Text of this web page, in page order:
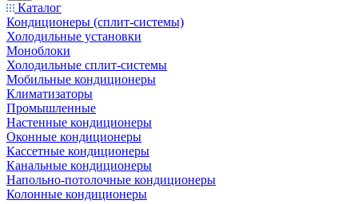
Каталог
Кондиционеры (сплит-системы)
Холодильные установки
Моноблоки
Холодильные сплит-системы
Мобильные кондиционеры
Климатизаторы
Промышленные
Настенные кондиционеры
Оконные кондиционеры
Кассетные кондиционеры
Канальные кондиционеры
Напольно-потолочные кондиционеры
Колонные кондиционеры